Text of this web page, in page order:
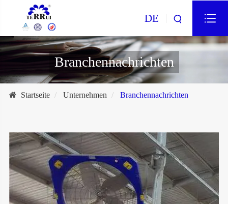
DE
Branchennachrichten
Startseite Unternehmen Branchennachrichten